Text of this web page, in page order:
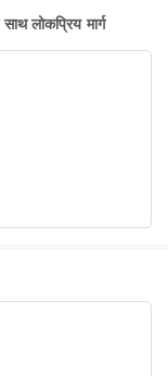
लोकप्रिय मार्ग